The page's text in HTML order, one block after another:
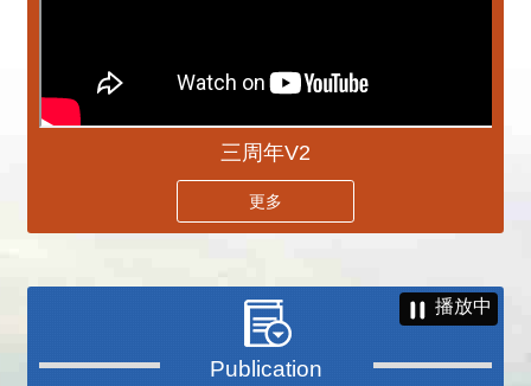
三周年V2
更多
播放中